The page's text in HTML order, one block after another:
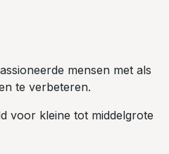
mensen met als
te verbeteren.
voor kleine tot middelgrote